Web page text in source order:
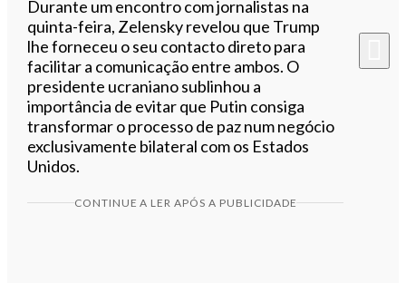
Durante um encontro com jornalistas na
quinta-feira, Zelensky revelou que Trump
lhe forneceu o seu contacto direto para
facilitar a comunicação entre ambos. O
presidente ucraniano sublinhou a
importância de evitar que Putin consiga
transformar o processo de paz num negócio
exclusivamente bilateral com os Estados
Unidos.
CONTINUE A LER APÓS A PUBLICIDADE